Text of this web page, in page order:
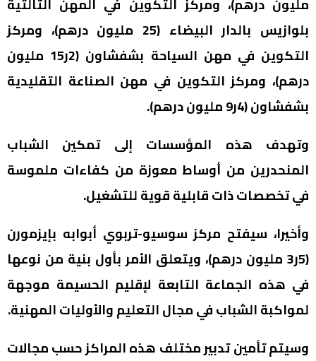
مليون درهم)، ومركز التكوين في المهن الثالثية
بلوازيس بالدار البيضاء (25 مليون درهم)، ومركز
التكوين في مهن السياحة بشفشاون (2ر15 مليون
درهم)، ومركز التكوين في مهن الصناعة التقليدية
بشفشاون (4ر9 مليون درهم).
وتهدف هذه المؤسسات إلى تمكين الشباب
المنحدرين من أوساط معوزة من كفاءات ملموسة
في تخصصات ذات قابلية قوية للتشغيل.
وأخيرا، سيفتح مركز سوسيو-تربوي أبوابه بإيزمورن
(5ر3 مليون درهم)، ويتعلق الأمر بأول بنية من نوعها
في هذه الجماعة التابعة لإقليم الحسيمة موجهة
لمواكبة الشباب في مجال التعليم والأوليات المهنية.
وسيتم تأمين تدبير مختلف هذه المراكز حسب مجالات